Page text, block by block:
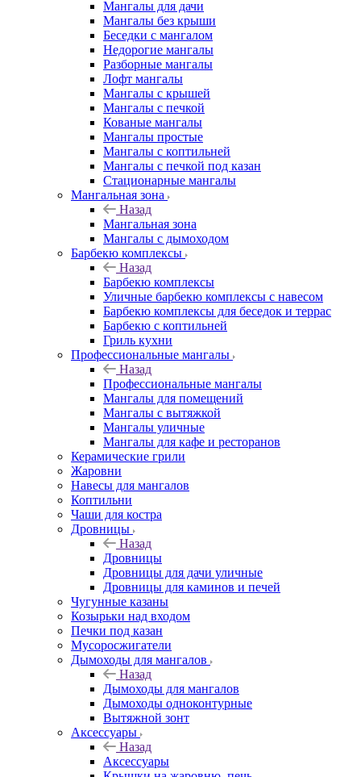
Мангалы для дачи
Мангалы без крыши
Беседки с мангалом
Недорогие мангалы
Разборные мангалы
Лофт мангалы
Мангалы с крышей
Мангалы с печкой
Кованые мангалы
Мангалы простые
Мангалы с коптильней
Мангалы с печкой под казан
Стационарные мангалы
Мангальная зона
Назад
Мангальная зона
Мангалы с дымоходом
Барбекю комплексы
Назад
Барбекю комплексы
Уличные барбекю комплексы с навесом
Барбекю комплексы для беседок и террас
Барбекю с коптильней
Гриль кухни
Профессиональные мангалы
Назад
Профессиональные мангалы
Мангалы для помещений
Мангалы с вытяжкой
Мангалы уличные
Мангалы для кафе и ресторанов
Керамические грили
Жаровни
Навесы для мангалов
Коптильни
Чаши для костра
Дровницы
Назад
Дровницы
Дровницы для дачи уличные
Дровницы для каминов и печей
Чугунные казаны
Козырьки над входом
Печки под казан
Мусоросжигатели
Дымоходы для мангалов
Назад
Дымоходы для мангалов
Дымоходы одноконтурные
Вытяжной зонт
Аксессуары
Назад
Аксессуары